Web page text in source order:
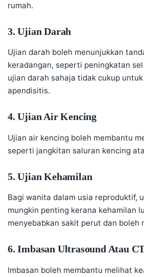
rumah.
3. Ujian Darah
Ujian darah boleh menunjukkan
keradangan, seperti peningkatan
ujian darah sahaja tidak cukup
apendisitis.
4. Ujian Air Kencing
Ujian air kencing boleh membantu
seperti jangkitan saluran kencing
5. Ujian Kehamilan
Bagi wanita dalam usia reproduktif,
mungkin penting kerana kehamilan
menyebabkan sakit perut dan boleh
6. Imbasan Ultrasound Atau
Imbasan boleh membantu melihat